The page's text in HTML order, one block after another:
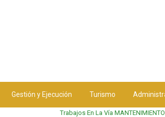
Gestión y Ejecución Turismo
Trabajos En La Vía